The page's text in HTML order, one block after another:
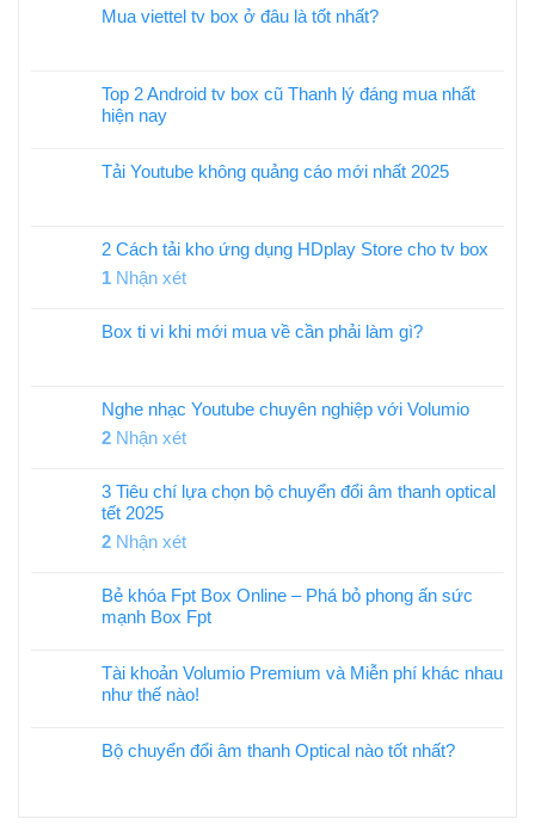
Mua viettel tv box ở đâu là tốt nhất?
Top 2 Android tv box cũ Thanh lý đáng mua nhất
hiện nay
Tải Youtube không quảng cáo mới nhất 2025
2 Cách tải kho ứng dụng HDplay Store cho tv box
1 Nhận xét
Box ti vi khi mới mua về cần phải làm gì?
Nghe nhạc Youtube chuyên nghiệp với Volumio
2 Nhận xét
3 Tiêu chí lựa chọn bộ chuyển đổi âm thanh optical
tết 2025
2 Nhận xét
Bẻ khóa Fpt Box Online – Phá bỏ phong ấn sức
mạnh Box Fpt
Tài khoản Volumio Premium và Miễn phí khác nhau
như thế nào!
Bộ chuyển đổi âm thanh Optical nào tốt nhất?